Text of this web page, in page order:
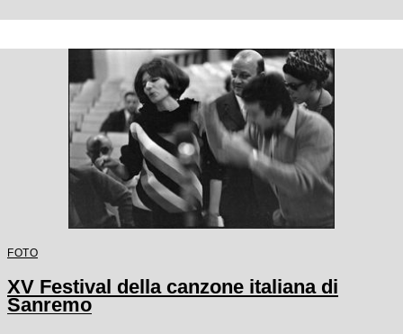
FOTO
XV Festival della canzone italiana di
Sanremo